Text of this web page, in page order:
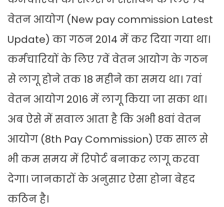
वेतन आयोग (New pay commission Latest
Update) का गठन 2014 में कर दिया गया था।
कर्मचारियों के लिए 7वें वेतन आयोग के गठन
से लागू होने तक 18 महीने का समय था। 7वां
वेतन आयोग 2016 में लागू किया जा सका था।
अब ऐसे में सवाल आता है कि अभी 8वां वेतन
आयोग (8th Pay Commission) एक साल से
भी कम समय में रिपोर्ट बनाकर लागू करवा
देगा। जानकारों के अनुसार ऐसा होना बेहद
कठिन है।